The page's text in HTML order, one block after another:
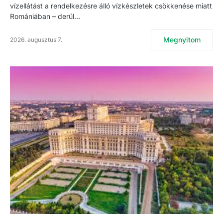
vízellátást a rendelkezésre álló vízkészletek csökkenése miatt
Romániában – derül…
2026. augusztus 7. Megnyitom